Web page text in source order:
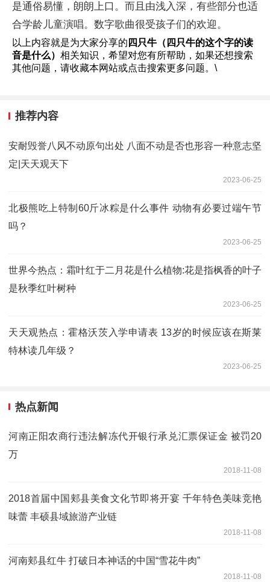
是通俗易懂，朗朗上口。而且由浅入深，有些部分也适
合学龄儿童演唱。数字歌曲很受孩子们的欢迎。
以上内容就是为大家分享的 四只牛（四只牛的这个字的读
音是什么） 相关知识，希望对您有所帮助，如果还想搜索
其他问题，请收藏本网站或点击搜索更多问题。\
推荐内容
安耐毁誉八风不动原句出处 八面不动是否也形容一种意志坚
定|天天观天下
2023-06-25
北极熊吃上特制60斤冰粽是什么事件 动物有必要过端午节
吗？
2023-06-25
世界今热点：霜叶红于二月花是什么植物:花是指枫香的叶子
是秋季红叶树种
2023-06-25
天天观热点：霍格沃茨入学申请表 13岁的时候应该在斯莱
特林读几年级？
2023-06-25
热点新闻
河南正阳农商行违法解冻代开银行承兑汇票保证金 被罚20
万
2018-11-08
2018首届中国郏县美食文化节即将开宴 千年特色美味竞艳
味蕾 丰硕县域旅游产业链
2018-11-08
河南郏县红牛 打破日本神话的中国“雪花牛肉”
2018-11-08